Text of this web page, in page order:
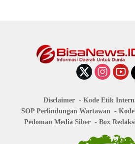
Disclaimer
Kode Etik
SOP Perlindungan Wartawan
Pedoman Media Siber
Box